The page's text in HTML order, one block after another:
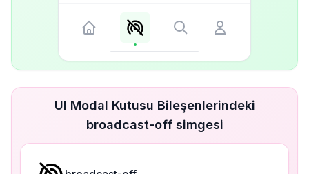
UI Modal Kutusu Bileşenlerindeki
broadcast-off simgesi